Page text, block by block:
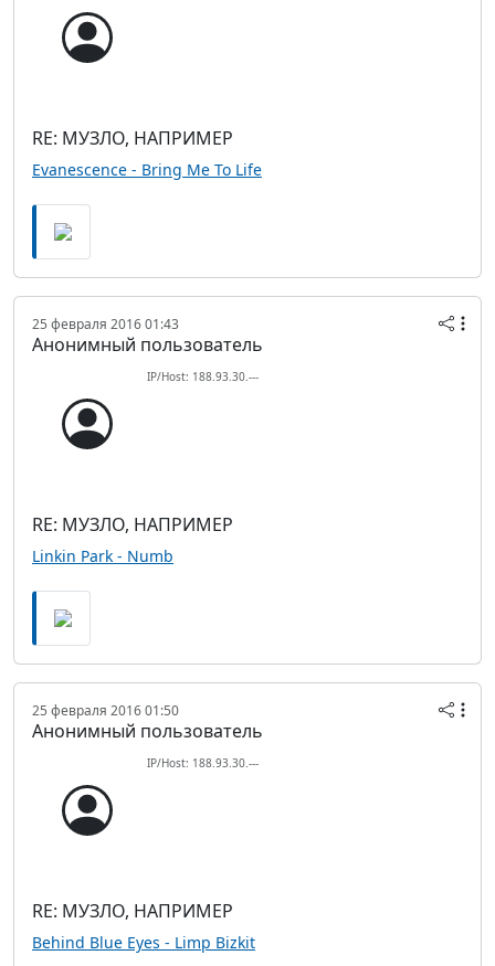
RE: МУЗЛО, НАПРИМЕР
Evanescence - Bring Me To Life
25 февраля 2016 01:43
Анонимный пользователь
IP/Host: 188.93.30.---
RE: МУЗЛО, НАПРИМЕР
Linkin Park - Numb
25 февраля 2016 01:50
Анонимный пользователь
IP/Host: 188.93.30.---
RE: МУЗЛО, НАПРИМЕР
Behind Blue Eyes - Limp Bizkit